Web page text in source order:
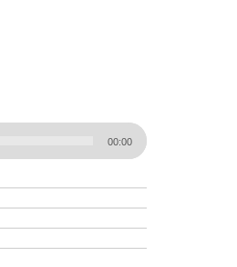
00:00